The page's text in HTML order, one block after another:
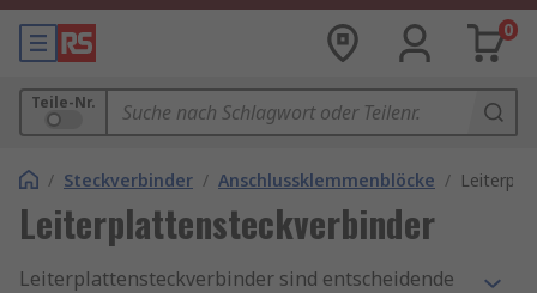
0
Teile-Nr.
/ Steckverbinder / Anschlussklemmenblöcke /
Leiterplattensteckverbinder
Leiterplattensteckverbinder sind entscheidende